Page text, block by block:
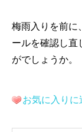
梅雨入りを前に
ールを確認し直
がでしょうか。
お気に入りに